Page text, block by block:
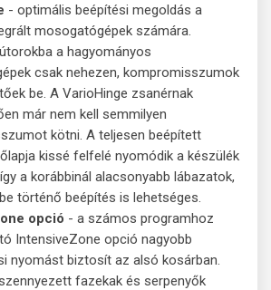
- optimális beépítési megoldás a
mosogatógépek számára.
a hagyományos
csak nehezen, kompromisszumok
be. A VarioHinge zsanérnak
már nem kell semmilyen
kötni. A teljesen beépített
kissé felfelé nyomódik a készülék
a korábbinál alacsonyabb lábazatok,
történő beépítés is lehetséges.
opció - a számos programhoz
IntensiveZone opció nagyobb
nyomást biztosít az alsó kosárban.
fazekak és serpenyők